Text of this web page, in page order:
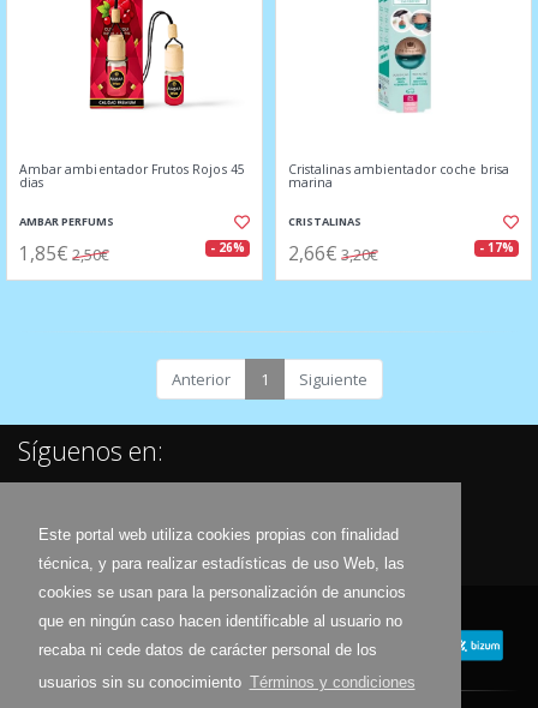
Este portal web utiliza cookies propias con finalidad
técnica, y para realizar estadísticas de uso Web, las
cookies se usan para la personalización de anuncios
que en ningún caso hacen identificable al usuario no
recaba ni cede datos de carácter personal de los
usuarios sin su conocimiento Términos y condiciones
Ambar ambientador Frutos Rojos 45
dias
AMBAR PERFUMS
1,85€ 2,50€ - 26%
Cristalinas ambientador coche brisa
marina
CRISTALINAS
2,66€ 3,20€ - 17%
Anterior 1 Siguiente
Síguenos en: